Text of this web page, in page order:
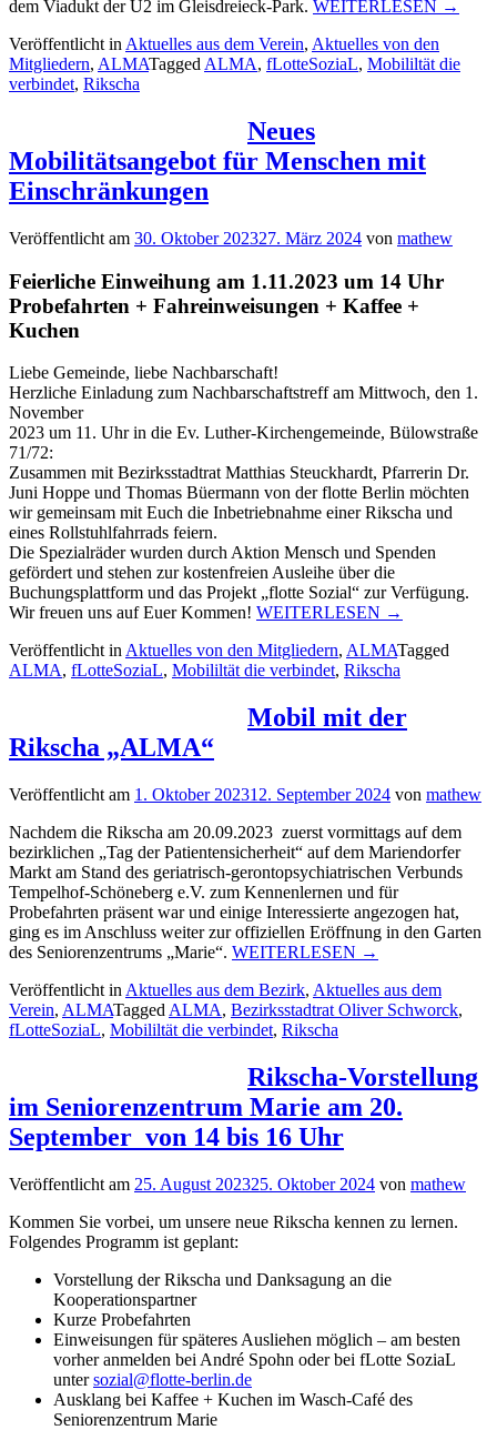
dem Viadukt der U2 im Gleisdreieck-Park. WEITERLESEN „Wie
mit
→
Veröffentlicht in Aktuelles aus dem Verein, Aktuelles von den
Mitgliedern, ALMATagged ALMA, fLotteSoziaL, Mobililtät die
verbindet, Rikscha
Neues
Mobilitätsangebot für Menschen mit
Einschränkungen
Veröffentlicht am 30. Oktober 202327. März 2024 von mathew
Feierliche Einweihung am 1.11.2023 um 14 Uhr
Probefahrten + Fahreinweisungen + Kaffee +
Kuchen
Liebe Gemeinde, liebe Nachbarschaft!
Herzliche Einladung zum Nachbarschaftstreff am Mittwoch, den 1.
November
2023 um 11. Uhr in die Ev. Luther-Kirchengemeinde, Bülowstraße
71/72:
Zusammen mit Bezirksstadtrat Matthias Steuckhardt, Pfarrerin Dr.
Juni Hoppe und Thomas Büermann von der flotte Berlin möchten
wir gemeinsam mit Euch die Inbetriebnahme einer Rikscha und
eines Rollstuhlfahrrads feiern.
Die Spezialräder wurden durch Aktion Mensch und Spenden
gefördert und stehen zur kostenfreien Ausleihe über die
Buchungsplattform und das Projekt „flotte Sozial“ zur Verfügung.
Wir freuen uns auf Euer Kommen! WEITERLESEN „Neues
für
Menschen
→
Veröffentlicht in Aktuelles von den Mitgliedern, ALMATagged
ALMA, fLotteSoziaL, Mobililtät die verbindet, Rikscha
Mobil mit der
Rikscha „ALMA“
Veröffentlicht am 1. Oktober 202312. September 2024 von mathew
Nachdem die Rikscha am 20.09.2023 zuerst vormittags auf dem
bezirklichen „Tag der Patientensicherheit“ auf dem Mariendorfer
Markt am Stand des geriatrisch-gerontopsychiatrischen Verbunds
Tempelhof-Schöneberg e.V. zum Kennenlernen und für
Probefahrten präsent war und einige Interessierte angezogen hat,
ging es im Anschluss weiter zur offiziellen Eröffnung in den Garten
des Seniorenzentrums „Marie“. WEITERLESEN „Mobil
der
Rikscha
→
Veröffentlicht in Aktuelles aus dem Bezirk, Aktuelles aus dem
Verein, ALMATagged ALMA, Bezirksstadtrat Oliver Schworck,
fLotteSoziaL, Mobililtät die verbindet, Rikscha
Rikscha-Vorstellung
im Seniorenzentrum Marie am 20.
September von 14 bis 16 Uhr
Veröffentlicht am 25. August 202325. Oktober 2024 von mathew
Kommen Sie vorbei, um unsere neue Rikscha kennen zu lernen.
Folgendes Programm ist geplant:
Vorstellung der Rikscha und Danksagung an die
Kooperationspartner
Kurze Probefahrten
Einweisungen für späteres Ausliehen möglich – am besten
vorher anmelden bei André Spohn oder bei fLotte SoziaL
untersozial@flotte-berlin.de
Ausklang bei Kaffee + Kuchen im Wasch-Café des
Seniorenzentrum Marie